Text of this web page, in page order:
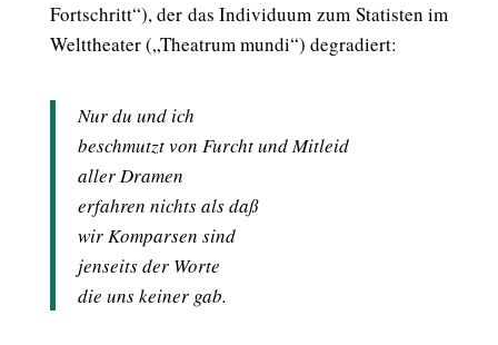
Fortschritt“), der das Individuum zum Statisten im
Welttheater („Theatrum mundi“) degradiert:
Nur du und ich
beschmutzt von Furcht und Mitleid
aller Dramen
erfahren nichts als daß
wir Komparsen sind
jenseits der Worte
die uns keiner gab.